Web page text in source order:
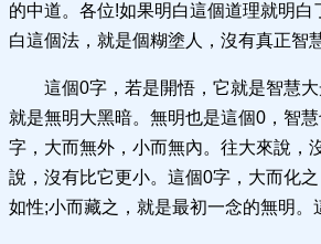
的中道。各位!如果明白這個道理就明白
白這個法，就是個糊塗人，沒有真正智
這個0字，若是開悟，它就是智慧
就是無明大黑暗。無明也是這個0，智
字，大而無外，小而無內。往大來說，
說，沒有比它更小。這個0字，大而化
如性;小而藏之，就是最初一念的無明。